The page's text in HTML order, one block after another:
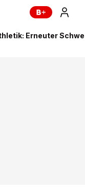
Erneuter